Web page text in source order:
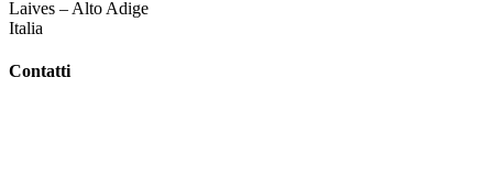
Laives – Alto Adige
Italia
Contatti